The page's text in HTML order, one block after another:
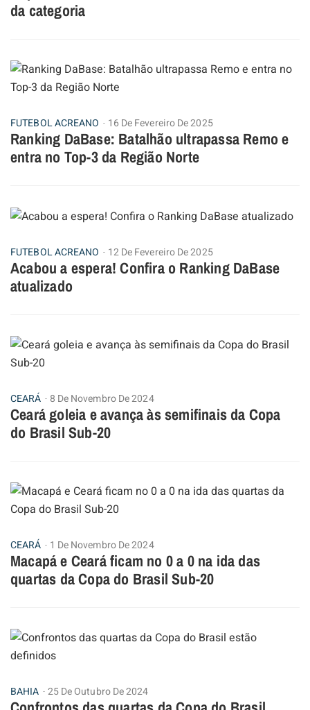
da categoria
FUTEBOL ACREANO 16 De Fevereiro De 2025
Ranking DaBase: Batalhão ultrapassa Remo e
entra no Top-3 da Região Norte
FUTEBOL ACREANO 12 De Fevereiro De 2025
Acabou a espera! Confira o Ranking DaBase
atualizado
CEARÁ 8 De Novembro De 2024
Ceará goleia e avança às semifinais da Copa
do Brasil Sub-20
CEARÁ 1 De Novembro De 2024
Macapá e Ceará ficam no 0 a 0 na ida das
quartas da Copa do Brasil Sub-20
BAHIA 25 De Outubro De 2024